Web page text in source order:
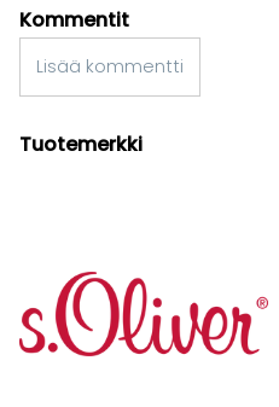
Kommentit
Lisää kommentti
Tuotemerkki